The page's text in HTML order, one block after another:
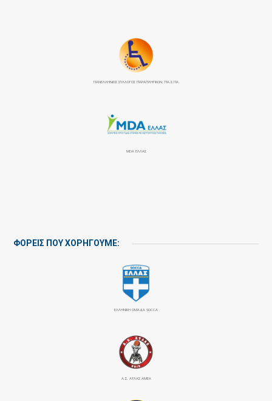
ΠΑΝΕΛΛΉΝΙΟΣ ΣΎΛΛΟΓΟΣ ΠΑΡΑΠΛΗΓΙΚΏΝ: ΠΑ.Σ.ΠΑ
MDA ΕΛΛΑΣ
ΦΟΡΕΙΣ ΠΟΥ ΧΟΡΗΓΟΥΜΕ:
ΕΛΛΗΝΙΚΗ ΟΜΑΔΑ SOCCA
Α.Σ. ΑΤΛΑΣ ΑΜΕΑ